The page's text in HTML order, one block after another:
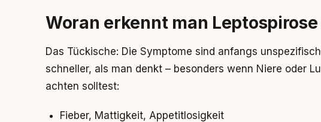
Woran erkennt man
Das Tückische: Die Symptome sind anfangs
schneller, als man denkt – besonders wenn Niere oder
achten solltest:
Fieber, Mattigkeit, Appetitlosigkeit